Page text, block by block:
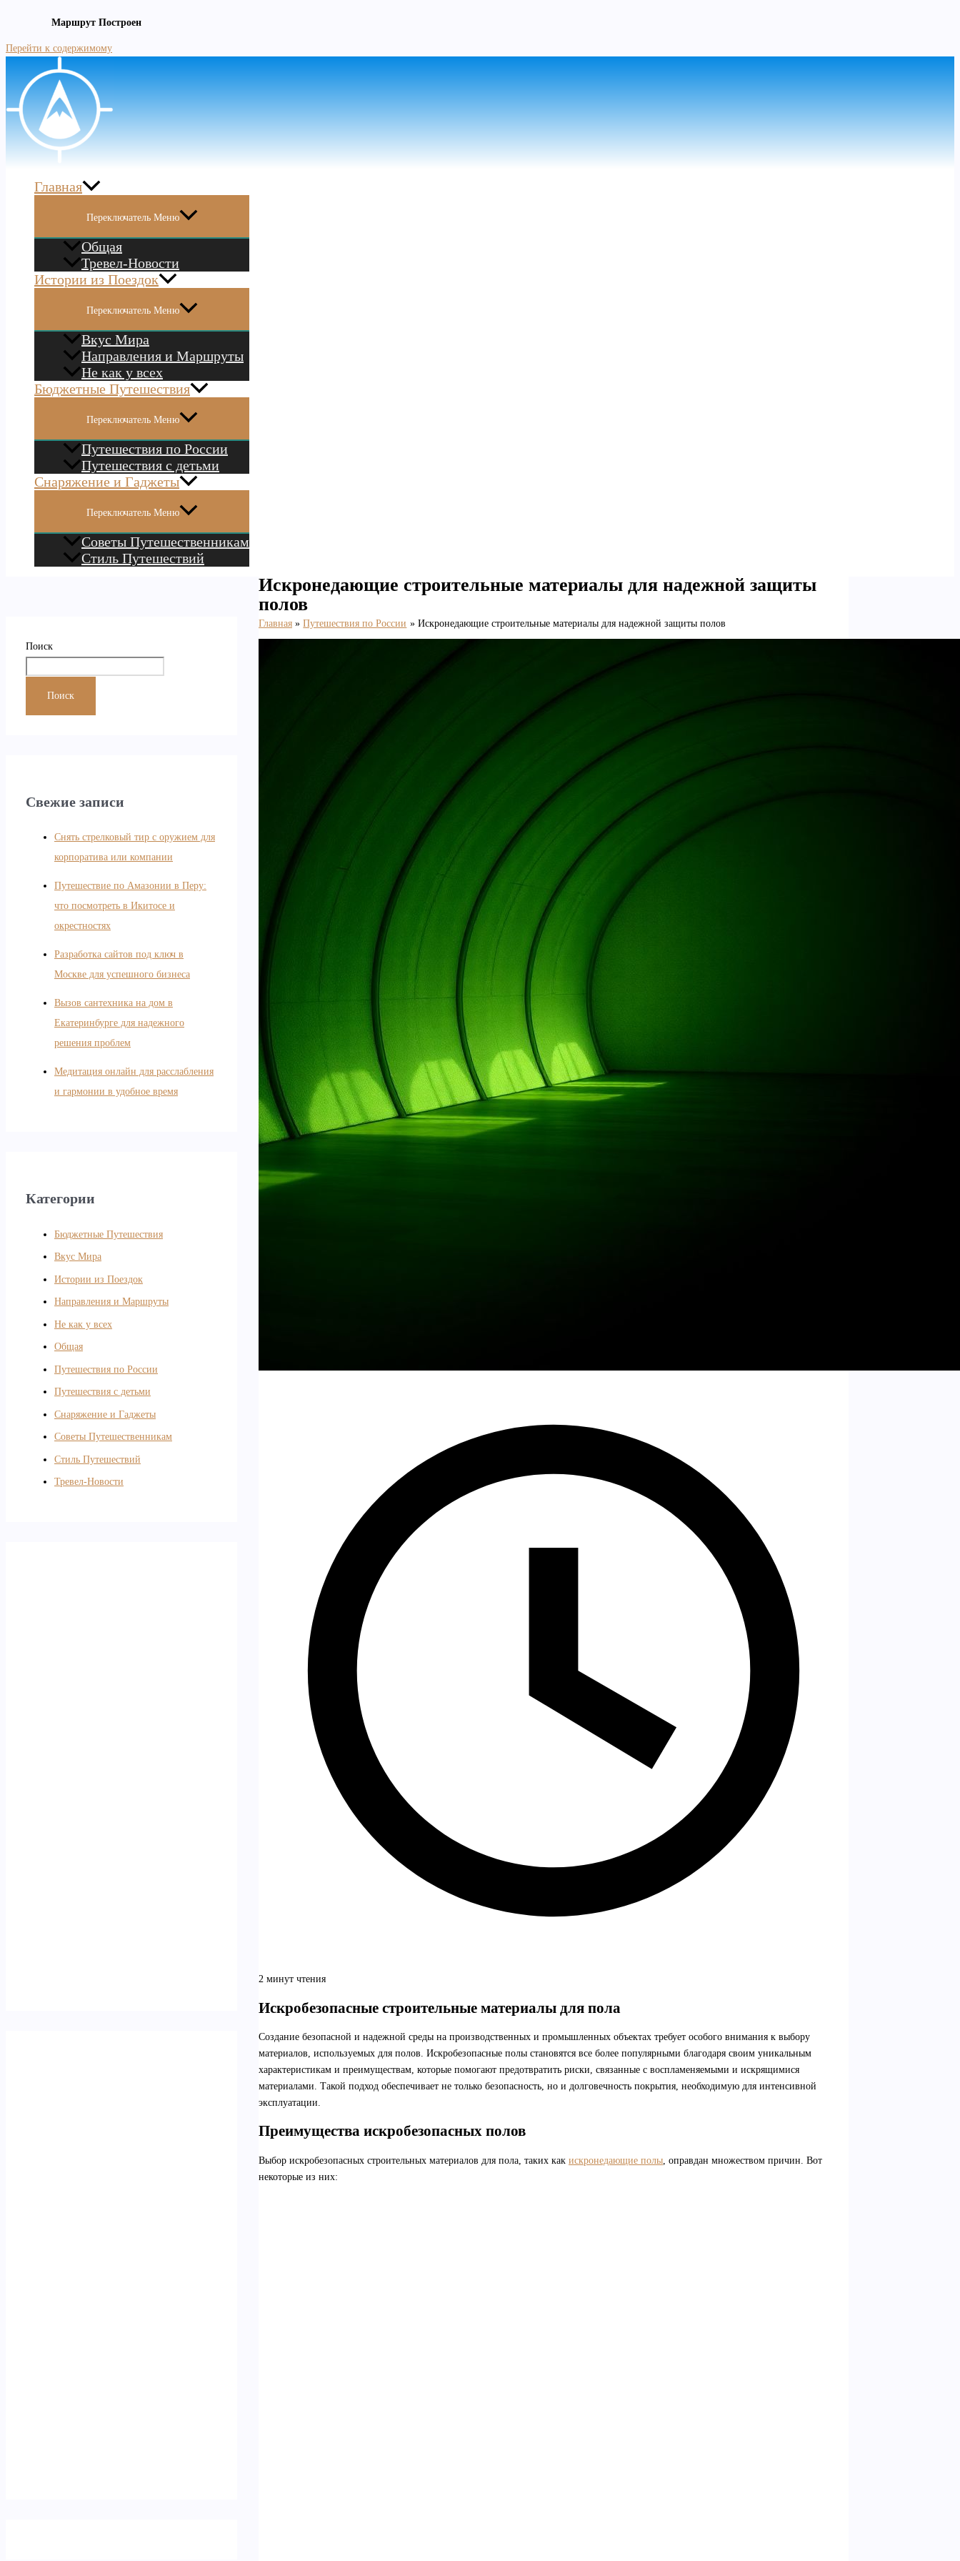
Маршрут Построен
Перейти к содержимому
Главная
Переключатель Меню
Общая
Тревел-Новости
Истории из Поездок
Переключатель Меню
Вкус Мира
Направления и Маршруты
Не как у всех
Бюджетные Путешествия
Переключатель Меню
Путешествия по России
Путешествия с детьми
Снаряжение и Гаджеты
Переключатель Меню
Советы Путешественникам
Стиль Путешествий
Поиск
Поиск
Свежие записи
Снять стрелковый тир с оружием для
корпоратива или компании
Путешествие по Амазонии в Перу:
что посмотреть в Икитосе и
окрестностях
Разработка сайтов под ключ в
Москве для успешного бизнеса
Вызов сантехника на дом в
Екатеринбурге для надежного
решения проблем
Медитация онлайн для расслабления
и гармонии в удобное время
Категории
Бюджетные Путешествия
Вкус Мира
Истории из Поездок
Направления и Маршруты
Не как у всех
Общая
Путешествия по России
Путешествия с детьми
Снаряжение и Гаджеты
Советы Путешественникам
Стиль Путешествий
Тревел-Новости
Искронедающие строительные материалы для надежной защиты
полов
Главная Путешествия по России Искронедающие строительные материалы для надежной защиты полов
2 минут чтения
Искробезопасные строительные материалы для пола
Создание безопасной и надежной среды на производственных и промышленных объектах требует особого внимания к выбору
материалов, используемых для полов. Искробезопасные полы становятся все более популярными благодаря своим уникальным
характеристикам и преимуществам, которые помогают предотвратить риски, связанные с воспламеняемыми и искрящимися
материалами. Такой подход обеспечивает не только безопасность, но и долговечность покрытия, необходимую для интенсивной
эксплуатации.
Преимущества искробезопасных полов
Выбор искробезопасных строительных материалов для пола, таких как искронедающие полы , оправдан множеством причин. Вот
некоторые из них: